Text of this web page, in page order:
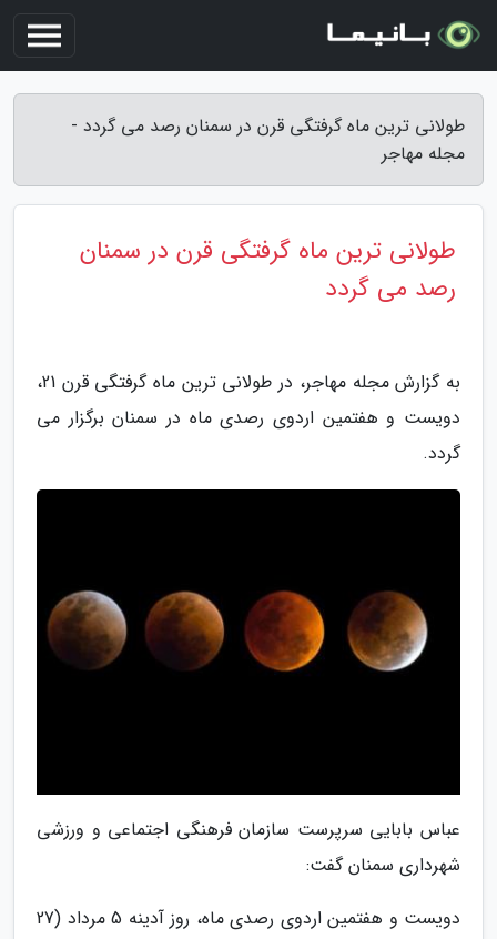
طولانی ترین ماه گرفتگی قرن در سمنان رصد می گردد -
مجله مهاجر
طولانی ترین ماه گرفتگی قرن در سمنان
رصد می گردد
به گزارش مجله مهاجر، در طولانی ترین ماه گرفتگی قرن 21،
دویست و هفتمین اردوی رصدی ماه در سمنان برگزار می
گردد.
عباس بابایی سرپرست سازمان فرهنگی اجتماعی و ورزشی
شهرداری سمنان گفت:
دویست و هفتمین اردوی رصدی ماه، روز آدینه 5 مرداد (27